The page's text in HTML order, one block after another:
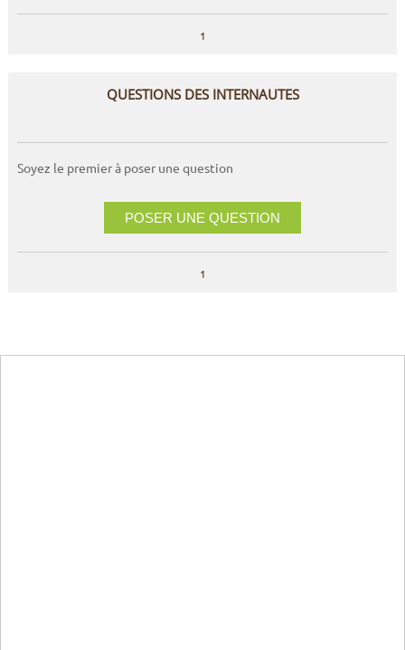
1
QUESTIONS DES INTERNAUTES
Soyez le premier à poser une question
POSER UNE QUESTION
1